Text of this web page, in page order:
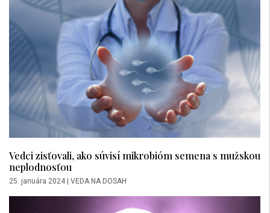
Vedci zisťovali, ako súvisí mikrobióm semena s mužskou
neplodnosťou
25. januára 2024 | VEDA NA DOSAH